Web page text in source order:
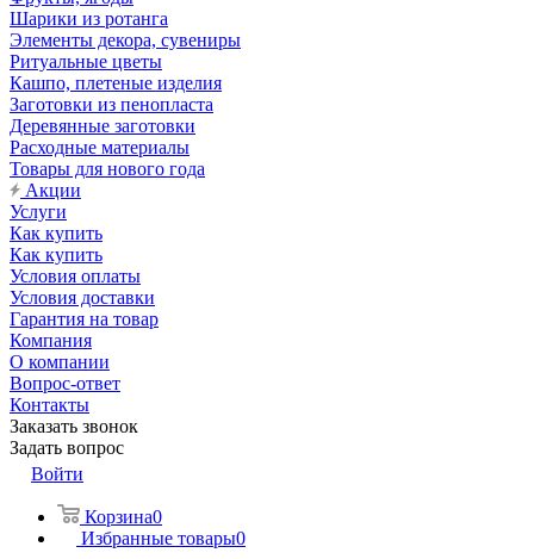
Шарики из ротанга
Элементы декора, сувениры
Ритуальные цветы
Кашпо, плетеные изделия
Заготовки из пенопласта
Деревянные заготовки
Расходные материалы
Товары для нового года
Акции
Услуги
Как купить
Как купить
Условия оплаты
Условия доставки
Гарантия на товар
Компания
О компании
Вопрос-ответ
Контакты
Заказать звонок
Задать вопрос
Войти
Корзина0
Избранные товары0